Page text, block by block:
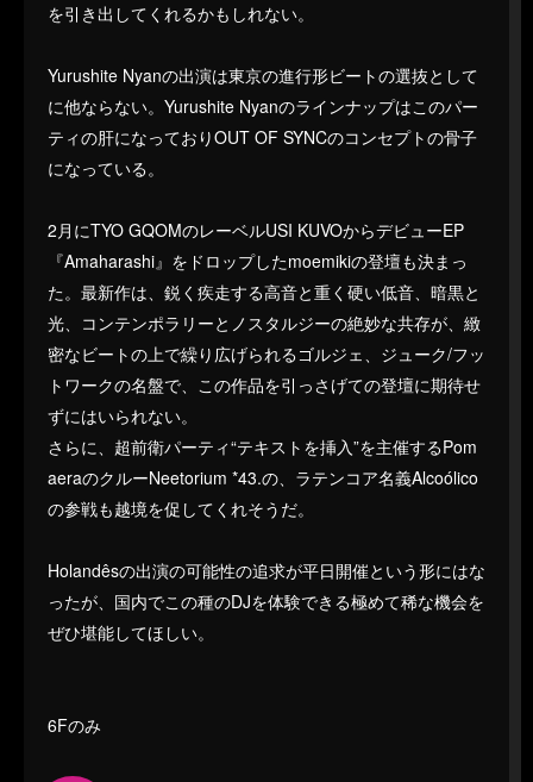
を引き出してくれるかもしれない。
Yurushite Nyanの出演は東京の進行形ビートの選抜として
に他ならない。Yurushite Nyanのラインナップはこのパー
ティの肝になっておりOUT OF SYNCのコンセプトの骨子
になっている。
2月にTYO GQOMのレーベルUSI KUVOからデビューEP
『Amaharashi』をドロップしたmoemikiの登壇も決まっ
た。最新作は、鋭く疾走する高音と重く硬い低音、暗黒と
光、コンテンポラリーとノスタルジーの絶妙な共存が、緻
密なビートの上で繰り広げられるゴルジェ、ジューク/フッ
トワークの名盤で、この作品を引っさげての登壇に期待せ
ずにはいられない。
さらに、超前衛パーティ“テキストを挿入”を主催するPom
aeraのクルーNeetorium *43.の、ラテンコア名義Alcoólico
の参戦も越境を促してくれそうだ。
Holandêsの出演の可能性の追求が平日開催という形にはな
ったが、国内でこの種のDJを体験できる極めて稀な機会を
ぜひ堪能してほしい。
6Fのみ